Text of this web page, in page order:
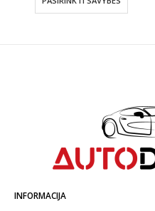
€40.00
INFORMACIJA